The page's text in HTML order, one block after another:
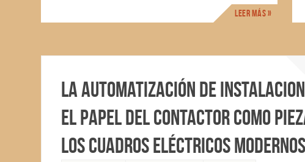
Leer más »
La automatización de
el papel del contactor como
los cuadros eléctricos modernos